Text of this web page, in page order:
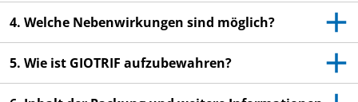
4. Welche Nebenwirkungen sind möglich?
5. Wie ist GIOTRIF aufzubewahren?